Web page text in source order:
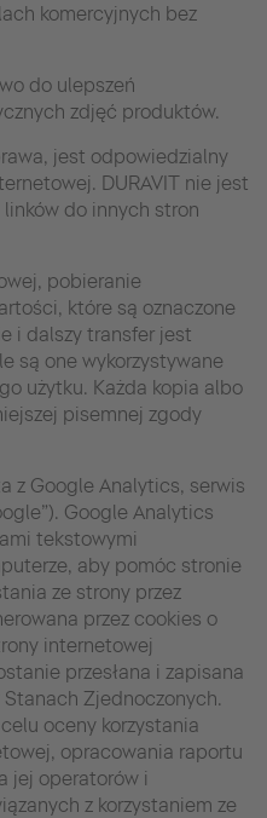
komercyjnych bez
do ulepszeń
zdjęć produktów.
jest odpowiedzialny
DURAVIT nie jest
do innych stron
pobieranie
które są oznaczone
i dalszy transfer jest
są one wykorzystywane
użytku. Każda kopia albo
pisemnej zgody
z Google Analytics, serwis
Google Analytics
tekstowymi
aby pomóc stronie
ze strony przez
przez cookies o
internetowej
przesłana i zapisana
Zjednoczonych.
oceny korzystania
opracowania raportu
jej operatorów i
z korzystaniem ze